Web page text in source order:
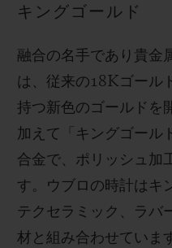
キングゴールド
融合の名手であり貴金
は、従来の18Kゴール
持つ新色のゴールドを
加えて「キングゴール
合金で、ポリッシュ加
す。 ウブロの時計はキ
テクセラミック、ラバ
材と組み合わせていま